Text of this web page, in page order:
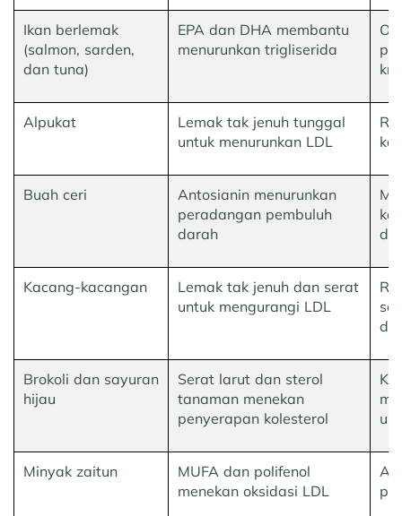
Ikan berlemak
(salmon, sarden,
dan tuna)
EPA dan DHA membantu
menurunkan trigliserida
Alpukat
Lemak tak jenuh tunggal
untuk menurunkan LDL
Buah ceri
Antosianin menurunkan
peradangan pembuluh
darah
Kacang-kacangan
Lemak tak jenuh dan serat
untuk mengurangi LDL
Brokoli dan sayuran
hijau
Serat larut dan sterol
tanaman menekan
penyerapan kolesterol
Minyak zaitun
MUFA dan polifenol
menekan oksidasi LDL